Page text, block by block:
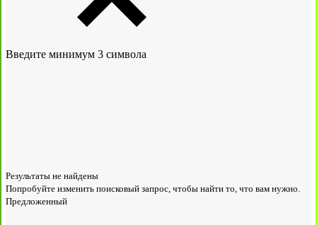
Введите минимум 3 символа
Результаты не найдены
Попробуйте изменить поисковый запрос, чтобы найти то, что вам нужно.
Предложенный